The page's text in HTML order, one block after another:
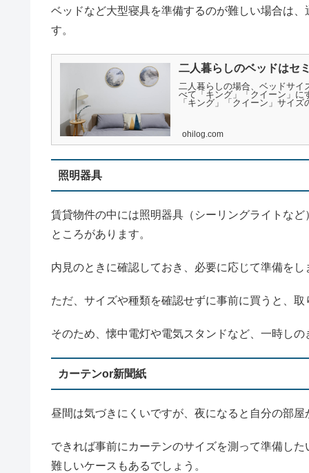
ベッドなど大型寝具を準備するのが難しい場合は
す。
二人暮らしのベッドはセ
二人暮らしの場合、ベッドサ
べて「キング」「クイーン」に
「キング」「クイーン」サイ
ohilog.com
照明器具
賃貸物件の中には照明器具（シーリングライトな
ところがあります。
内見のときに確認しておき、必要に応じて準備をし
ただ、サイズや種類を確認せずに事前に買うと、
そのため、懐中電灯や電気スタンドなど、一時し
カーテンor新聞紙
昼間は気づきにくいですが、夜になると自分の部
できれば事前にカーテンのサイズを測って準備し
難しいケースもあるでしょう。